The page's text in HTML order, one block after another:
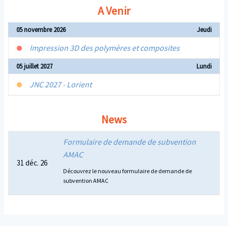
A Venir
05 novembre 2026 Jeudi
Impression 3D des polymères et composites
05 juillet 2027 Lundi
JNC 2027 - Lorient
News
31 déc. 26
Formulaire de demande de subvention
AMAC
Découvrez le nouveau formulaire de demande de
subvention AMAC